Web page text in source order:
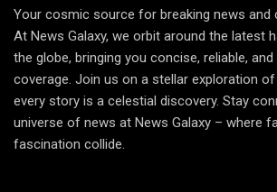
Your cosmic source for breaking news and
At News Galaxy, we orbit around the latest
the globe, bringing you concise, reliable,
coverage. Join us on a stellar exploration
every story is a celestial discovery. Stay
universe of news at News Galaxy – where
fascination collide.